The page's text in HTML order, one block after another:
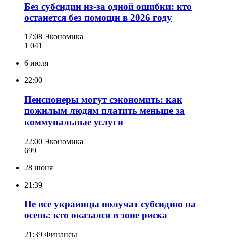
Без субсидии из-за одной ошибки: кто
останется без помощи в 2026 году
17:08 Экономика
1 041
6 июля
22:00
Пенсионеры могут сэкономить: как
пожилым людям платить меньше за
коммунальные услуги
22:00 Экономика
699
28 июня
21:39
Не все украинцы получат субсидию на
осень: кто оказался в зоне риска
21:39 Финансы